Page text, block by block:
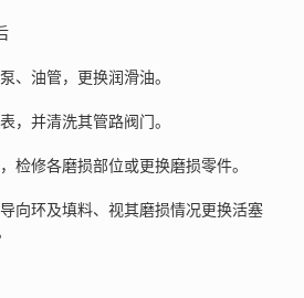
油管，更换润滑油。
并清洗其管路阀门。
修各磨损部位或更换磨损零件。
环及填料、视其磨损情况更换活塞